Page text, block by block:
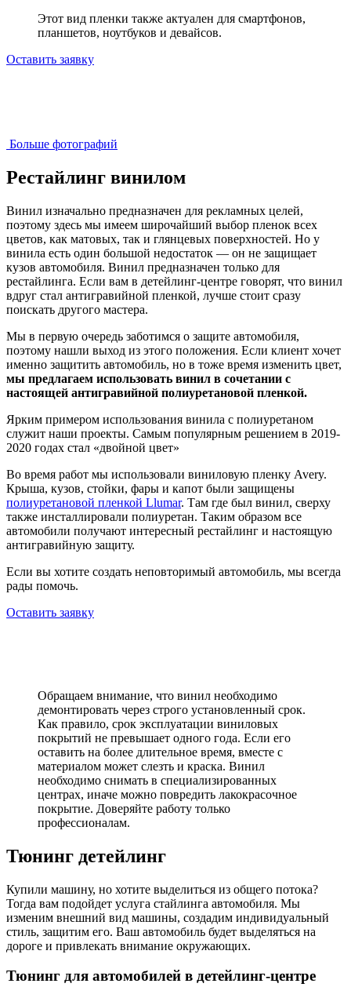
Этот вид пленки также актуален для смартфонов,
планшетов, ноутбуков и девайсов.
Оставить заявку
Больше фотографий
Рестайлинг винилом
Винил изначально предназначен для рекламных целей,
поэтому здесь мы имеем широчайший выбор пленок всех
цветов, как матовых, так и глянцевых поверхностей. Но у
винила есть один большой недостаток — он не защищает
кузов автомобиля. Винил предназначен только для
рестайлинга. Если вам в детейлинг-центре говорят, что винил
вдруг стал антигравийной пленкой, лучше стоит сразу
поискать другого мастера.
Мы в первую очередь заботимся о защите автомобиля,
поэтому нашли выход из этого положения. Если клиент хочет
именно защитить автомобиль, но в тоже время изменить цвет,
мы предлагаем использовать винил в сочетании с
настоящей антигравийной полиуретановой пленкой.
Ярким примером использования винила с полиуретаном
служит наши проекты. Самым популярным решением в 2019-
2020 годах стал «двойной цвет»
Во время работ мы использовали виниловую пленку Avery.
Крыша, кузов, стойки, фары и капот были защищены
полиуретановой пленкой Llumar. Там где был винил, сверху
также инсталлировали полиуретан. Таким образом все
автомобили получают интересный рестайлинг и настоящую
антигравийную защиту.
Если вы хотите создать неповторимый автомобиль, мы всегда
рады помочь.
Оставить заявку
Обращаем внимание, что винил необходимо
демонтировать через строго установленный срок.
Как правило, срок эксплуатации виниловых
покрытий не превышает одного года. Если его
оставить на более длительное время, вместе с
материалом может слезть и краска. Винил
необходимо снимать в специализированных
центрах, иначе можно повредить лакокрасочное
покрытие. Доверяйте работу только
профессионалам.
Тюнинг детейлинг
Купили машину, но хотите выделиться из общего потока?
Тогда вам подойдет услуга стайлинга автомобиля. Мы
изменим внешний вид машины, создадим индивидуальный
стиль, защитим его. Ваш автомобиль будет выделяться на
дороге и привлекать внимание окружающих.
Тюнинг для автомобилей в детейлинг-центре